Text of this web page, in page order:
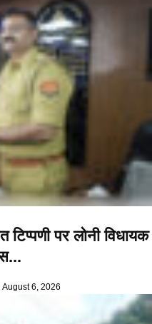
टिप्पणी पर लोनी विधायक
August 6, 2026